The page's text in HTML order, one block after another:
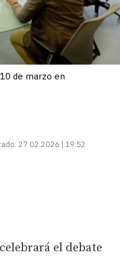
de marzo en
27.02.2026 | 19:52
el debate